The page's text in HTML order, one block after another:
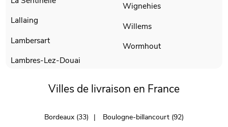
Lallaing
Lambersart
Lambres-Lez-Douai
Wignehies
Willems
Wormhout
Villes de livraison en France
Bordeaux (33)
Boulogne-billancourt (92)